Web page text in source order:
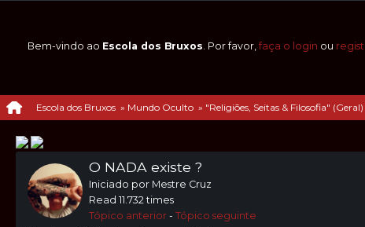
Bem-vindo ao Escola dos Bruxos. Por favor, faça o login ou
Escola dos Bruxos » Mundo Oculto » "Religiões, Seitas & Filosofia" (Geral)
O NADA existe ?
Iniciado por Mestre Cruz
Read 11.732 times
Tópico anterior - Tópico seguinte